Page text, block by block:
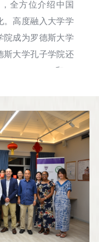
，全方位介绍中国
。高度融入大学学
院成为罗德斯大学
斯大学孔子学院还
for Girls）和St
，还为当地中小学